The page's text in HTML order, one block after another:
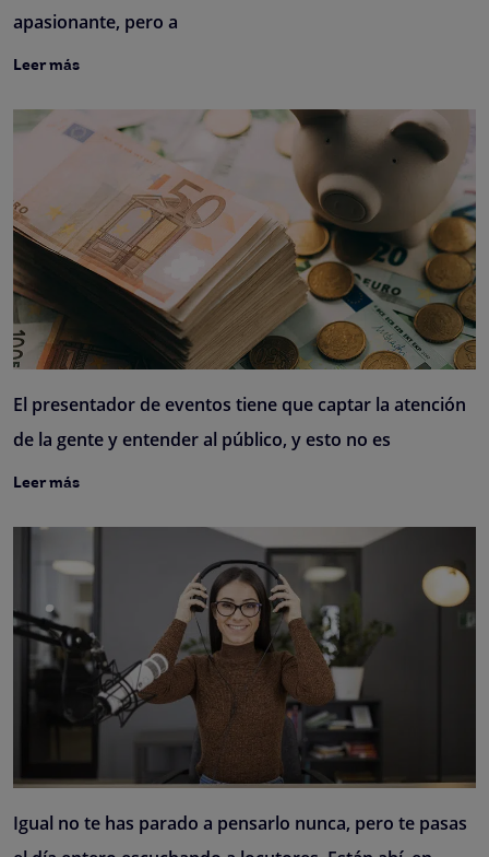
apasionante, pero a
Leer más
El presentador de eventos tiene que captar la atención
de la gente y entender al público, y esto no es
Leer más
Igual no te has parado a pensarlo nunca, pero te pasas